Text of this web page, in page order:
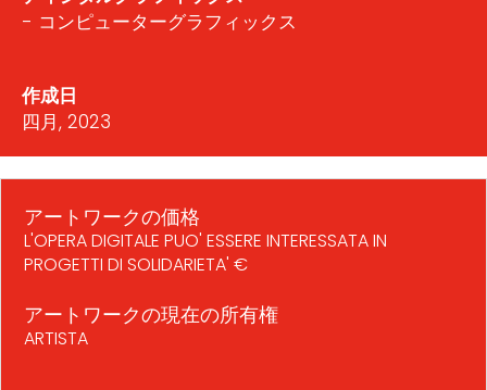
- コンピューターグラフィックス
作成日
四月, 2023
アートワークの価格
L'OPERA DIGITALE PUO' ESSERE INTERESSATA IN
PROGETTI DI SOLIDARIETA' €
アートワークの現在の所有権
ARTISTA